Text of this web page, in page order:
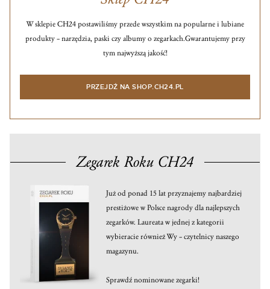
W sklepie CH24 postawiliśmy przede wszystkim na popularne i lubiane
produkty – narzędzia, paski czy albumy o zegarkach.Gwarantujemy przy
tym najwyższą jakość!
PRZEJDŹ NA SHOP.CH24.PL
Zegarek Roku CH24
Już od ponad 15 lat przyznajemy najbardziej
prestiżowe w Polsce nagrody dla najlepszych
zegarków. Laureata w jednej z kategorii
wybieracie również Wy – czytelnicy naszego
magazynu.
Sprawdź nominowane zegarki!